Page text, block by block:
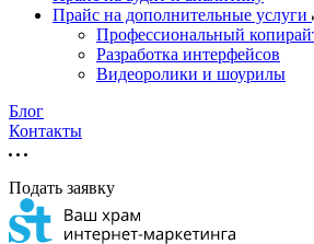
Прайс на дополнительные услуги
Профессиональный
Разработка интерфейсов
Видеоролики и шоурилы
Блог
Контакты
Подать заявку